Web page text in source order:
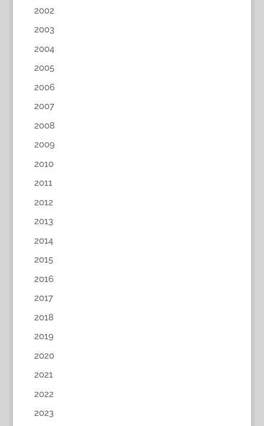
2002
2003
2004
2005
2006
2007
2008
2009
2010
2011
2012
2013
2014
2015
2016
2017
2018
2019
2020
2021
2022
2023